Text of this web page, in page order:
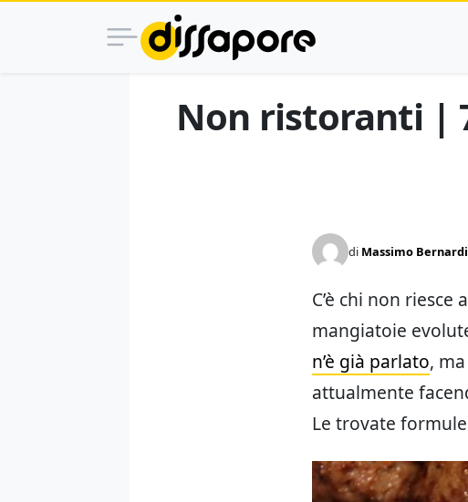
Non ristoranti |
di Massimo Bernardi
C’è chi non
mangiatoie
n’è già parlato,
attualmente
Le trovate